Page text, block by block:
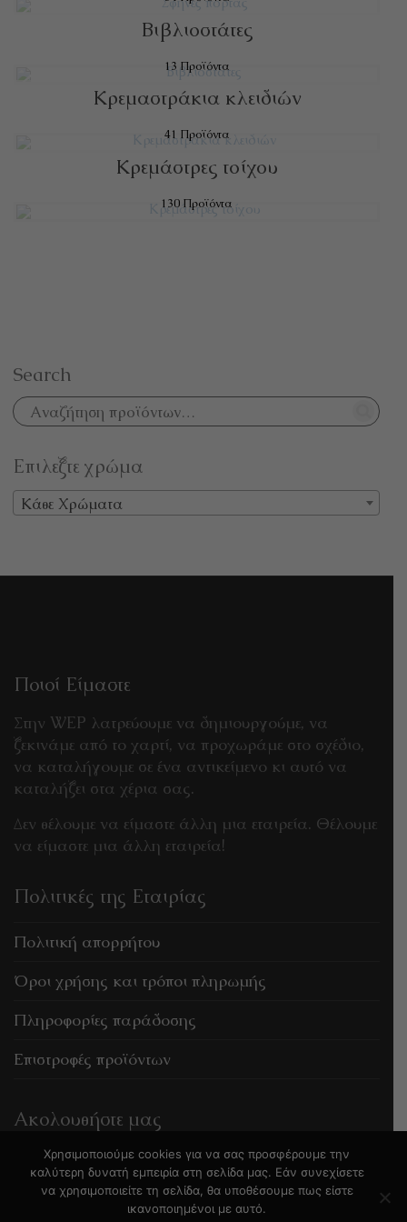
Βιβλιοστάτες
13 Προϊόντα
Κρεμαστράκια κλειδιών
41 Προϊόντα
Κρεμάστρες τοίχου
130 Προϊόντα
Search
Επιλεξτε χρώμα
Κάθε Χρώματα
Ποιοί Είμαστε
Στην WEP λατρεύουμε να δημιουργούμε, να
ξεκινάμε από το χαρτί, να προχωράμε στο σχέδιο,
να καταλήγουμε σε ένα αντικείμενο κι αυτό να
καταλήξει στα χέρια σας.
Δεν θέλουμε να είμαστε άλλη μια εταιρεία. Θέλουμε
να είμαστε μια άλλη εταιρεία!
Πολιτικές της Εταιρίας
Πολιτική απορρήτου
Όροι χρήσης και τρόποι πληρωμής
Πληροφορίες παράδοσης
Επιστροφές προϊόντων
Ακολουθήστε μας
Χρησιμοποιούμε cookies για να σας προσφέρουμε την
καλύτερη δυνατή εμπειρία στη σελίδα μας. Εάν συνεχίσετε
να χρησιμοποιείτε τη σελίδα, θα υποθέσουμε πως είστε
ικανοποιημένοι με αυτό.